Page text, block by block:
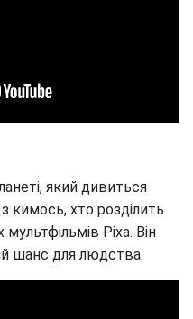
який дивиться
кимось, хто розділить
мультфільмів Pixa. Він
шанс для людства.